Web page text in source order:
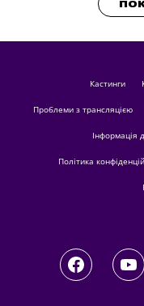
кастинги
Проблеми з трансляцією
Інформація
Політика